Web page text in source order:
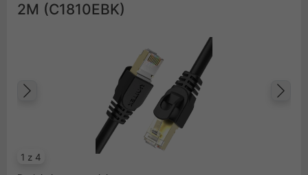
2M (C1810EBK)
1 z 4
Poprzedni